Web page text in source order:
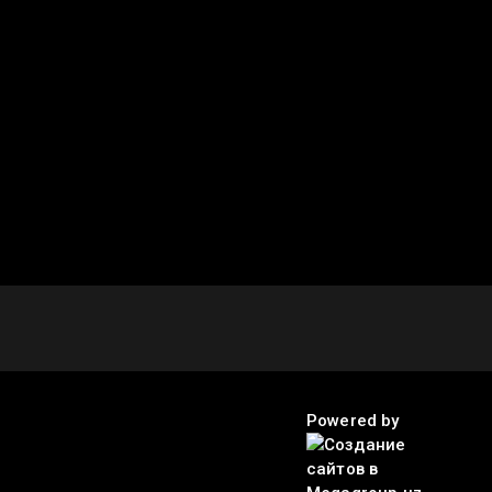
Powered by